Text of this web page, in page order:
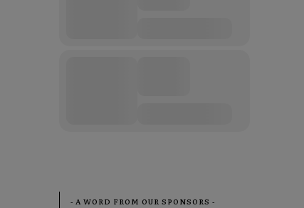
- A WORD FROM OUR SPONSORS -